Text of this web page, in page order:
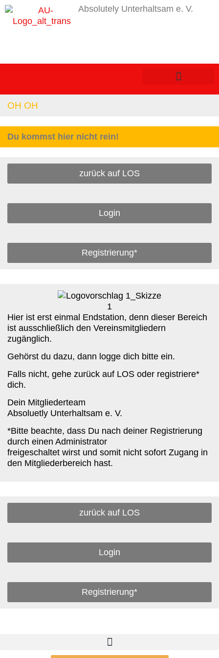
Absolutely Unterhaltsam e. V.
OH OH
Du kommst hier nicht rein!
zurück auf LOS
Login
Registrierung*
Hier ist erst einmal Endstation, denn dieser Bereich
ist ausschließlich den Vereinsmitgliedern
zugänglich.
Gehörst du dazu, dann logge dich bitte ein.
Falls nicht, gehe zurück auf LOS oder registriere*
dich.
Dein Mitgliederteam
Absoluetly Unterhaltsam e. V.
*Bitte beachte, dass Du nach deiner Registrierung
durch einen Administrator
freigeschaltet wirst und somit nicht sofort Zugang in
den Mitgliederbereich hast.
zurück auf LOS
Login
Registrierung*